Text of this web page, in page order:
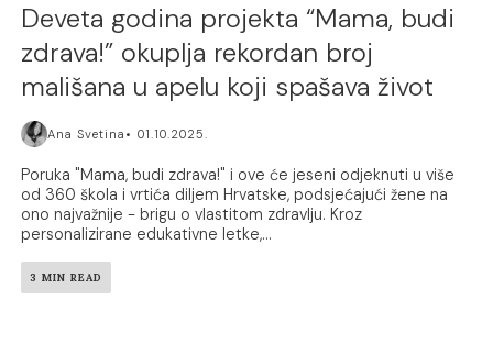
Deveta godina projekta “Mama, budi
zdrava!” okuplja rekordan broj
mališana u apelu koji spašava život
Ana Svetina 01.10.2025.
Poruka "Mama, budi zdrava!" i ove će jeseni odjeknuti u više
od 360 škola i vrtića diljem Hrvatske, podsjećajući žene na
ono najvažnije - brigu o vlastitom zdravlju. Kroz
personalizirane edukativne letke,...
3 MIN READ